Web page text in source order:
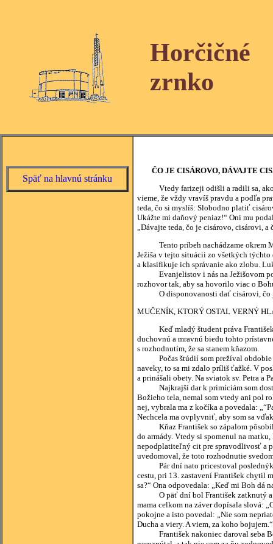
Horčičné
zrnko
Späť na hlavnú stránku
ČO JE CISÁROVO, DÁVAJTE
Vtedy farizeji odišli a radili sa, ako
vieme, že vždy vravíš pravdu a podľa
teda, čo si myslíš: Slobodno platiť
Ukážte mi daňový peniaz!“ Oni mu
„Dávajte teda, čo je cisárovo, cisárovi,
Tento príbeh nachádzame okrem
Ježiša v tejto situácii zo všetkých
a klasifikuje ich správanie ako zlobu.
Evanjelistov i nás na Ježišovom
rozhovor tak, aby sa hovorilo viac o
O disponovanosti dať cisárovi, čo je
MUČENÍK, KTORÝ OSTAL VERNÝ
Keď mladý študent práva František
duchovnú a mravnú biedu tohto
s rozhodnutím, že sa stanem kňazom.
Počas štúdií som prežíval obdobie
naveky, to sa mi zdalo príliš ťažké. V
a prinášali obety. Na sviatok sv. Petra a
Najkrajší dar k primíciám som dostal
Božieho tela, nemal som vtedy ani pol
nej, vybrala ma z kočíka a povedala:
Nechcela ma ovplyvniť, aby som sa
Kňaz František so zápalom pôsobil
do armády. Vtedy si spomenul na
nepodplatiteľný cit pre spravodlivosť a
uvedomoval, že toto rozhodnutie
Pár dní nato pricestoval
cestu, pri 13. zastavení František chytil
sa?“ Ona odpovedala: „Keď mi Boh dá
O päť dní bol František zatknutý a
mama celkom na záver dopísala slová:
pokojne a isto povedal: „Nie som
Ducha a viery. A viem, za koho bojujem.“
František nakoniec daroval seba